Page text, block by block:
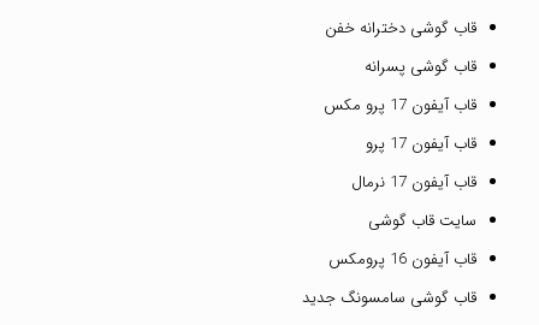
قاب گوشی دخترانه خفن
قاب گوشی پسرانه
قاب آیفون 17 پرو مکس
قاب آیفون 17 پرو
قاب آیفون 17 نرمال
سایت قاب گوشی
قاب آیفون 16 پرومکس
قاب گوشی سامسونگ جدید